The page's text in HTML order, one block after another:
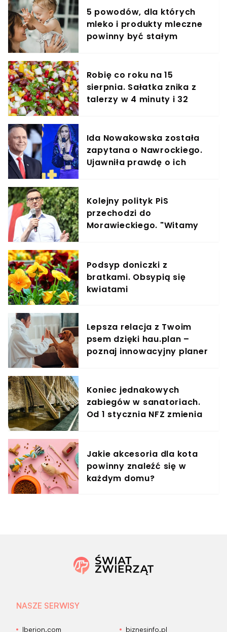
5 powodów, dla których
mleko i produkty mleczne
powinny być stałym
Robię co roku na 15
sierpnia. Sałatka znika z
talerzy w 4 minuty i 32
Ida Nowakowska została
zapytana o Nawrockiego.
Ujawniła prawdę o ich
Kolejny polityk PiS
przechodzi do
Morawieckiego. "Witamy
Podsyp doniczki z
bratkami. Obsypią się
kwiatami
Lepsza relacja z Twoim
psem dzięki hau.plan –
poznaj innowacyjny planer
Koniec jednakowych
zabiegów w sanatoriach.
Od 1 stycznia NFZ zmienia
Jakie akcesoria dla kota
powinny znaleźć się w
każdym domu?
NASZE SERWISY
Iberion.com
biznesinfo.pl